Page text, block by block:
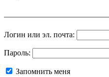
Логин или эл. почта:
Пароль:
Запомнить меня